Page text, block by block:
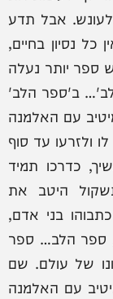
אבל תדע
נסיון בחיים,
ספר יותר נעלה
ב'ספר הלב'
עם האלמנה
ולזרעו עד סוף
כדרכו תמיד
היטב את
בני אדם,
ספר הלב… ספר
של עולם. שם
עם האלמנה